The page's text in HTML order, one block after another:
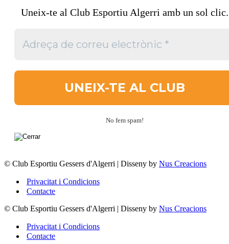
Uneix-te al Club Esportiu Algerri amb un sol clic.
No fem spam!
© Club Esportiu Gessers d'Algerri | Disseny by Nus Creacions
Privacitat i Condicions
Contacte
© Club Esportiu Gessers d'Algerri | Disseny by Nus Creacions
Privacitat i Condicions
Contacte